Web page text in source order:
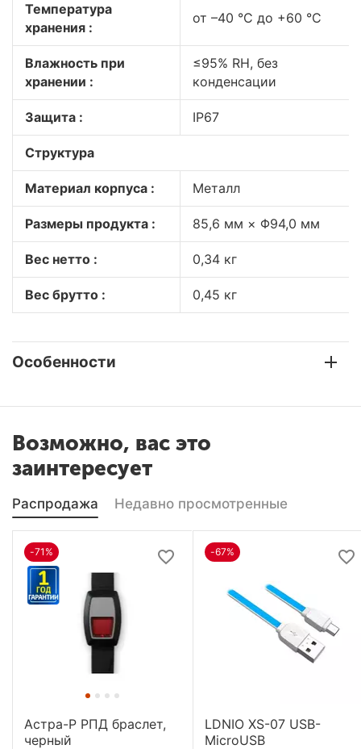
Температура
хранения :
от –40 °C до +60 °C
Влажность при
хранении :
≤95% RH, без
конденсации
Защита : IP67
Структура
Материал корпуса : Металл
Размеры продукта : 85,6 мм × Φ94,0 мм
Вес нетто : 0,34 кг
Вес брутто : 0,45 кг
Особенности
Возможно, вас это
заинтересует
Распродажа Недавно просмотренные
-71%
Астра-Р РПД браслет,
черный
-67%
LDNIO XS-07 USB-
MicroUSB